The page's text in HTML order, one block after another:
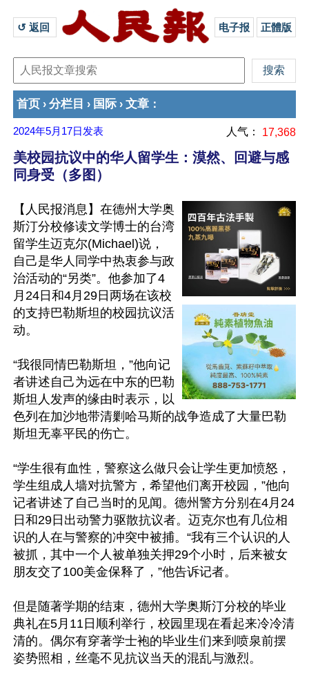
↺ 返回 电子报 正體版
首页 › 分栏目 › 国际 › 文章 ：
2024年5月17日 发表 人气： 17,368
美校园抗议中的华人留学生：漠然、回避与感
同身受（多图）
【人民报消息】在德州大学奥
斯汀分校修读文学博士的台湾
留学生迈克尔(Michael)说，
自己是华人同学中热衷参与政
治活动的“另类”。他参加了4
月24日和4月29日两场在该校
的支持巴勒斯坦的校园抗议活
动。
“我很同情巴勒斯坦，”他向记
者讲述自己为远在中东的巴勒
斯坦人发声的缘由时表示，以
色列在加沙地带清剿哈马斯的战争造成了大量巴勒
斯坦无辜平民的伤亡。
“学生很有血性，警察这么做只会让学生更加愤怒，
学生组成人墙对抗警方，希望他们离开校园，”他向
记者讲述了自己当时的见闻。德州警方分别在4月24
日和29日出动警力驱散抗议者。迈克尔也有几位相
识的人在与警察的冲突中被捕。“我有三个认识的人
被抓，其中一个人被单独关押29个小时，后来被女
朋友交了100美金保释了，”他告诉记者。
但是随著学期的结束，德州大学奥斯汀分校的毕业
典礼在5月11日顺利举行，校园里现在看起来冷冷清
清的。偶尔有穿著学士袍的毕业生们来到喷泉前摆
姿势照相，丝毫不见抗议当天的混乱与激烈。